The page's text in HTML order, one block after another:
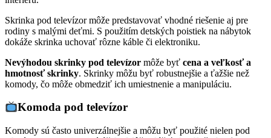
Skrinka pod televízor môže predstavovať vhodné riešenie aj pre
rodiny s malými deťmi. S použitím detských poistiek na nábytok
dokáže skrinka uchovať rôzne káble či elektroniku.
Nevýhodou skrinky pod televízor môže byť cena a veľkosť a
hmotnosť skrinky. Skrinky môžu byť robustnejšie a ťažšie než
komody, čo môže obmedziť ich umiestnenie a manipuláciu.
Komoda pod televízor
Komody sú často univerzálnejšie a môžu byť použité nielen pod